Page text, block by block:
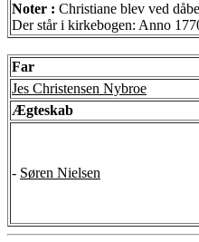
Noter : Christiane blev ved
Der står i kirkebogen: Anno
Far
Jes Christensen Nybroe
Ægteskab
- Søren Nielsen